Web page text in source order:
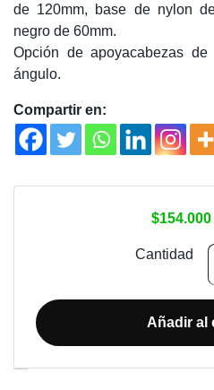
de 120mm, base de nylon
negro de 60mm.
Opción de apoyacabezas
ángulo.
Compartir en:
$154.000
Cantidad
Añadir al